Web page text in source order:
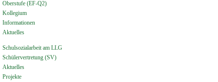
Oberstufe (EF-Q2)
Kollegium
Informationen
Aktuelles
Schulsozialarbeit am LLG
Schülervertretung (SV)
Aktuelles
Projekte